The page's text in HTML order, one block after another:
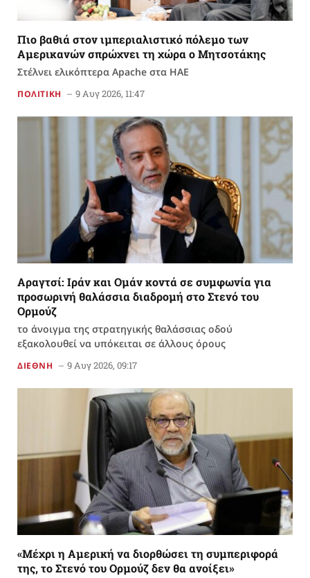
Πιο βαθιά στον ιμπεριαλιστικό πόλεμο των
Αμερικανών σπρώχνει τη χώρα ο Μητσοτάκης
Στέλνει ελικόπτερα Apache στα ΗΑΕ
ΠΟΛΙΤΙΚΗ 9 Αυγ 2026, 11:47
Αραγτσί: Ιράν και Ομάν κοντά σε συμφωνία για
προσωρινή θαλάσσια διαδρομή στο Στενό του
Ορμούζ
το άνοιγμα της στρατηγικής θαλάσσιας οδού
εξακολουθεί να υπόκειται σε άλλους όρους
ΔΙΕΘΝΗ 9 Αυγ 2026, 09:17
«Μέχρι η Αμερική να διορθώσει τη συμπεριφορά
της, το Στενό του Ορμούζ δεν θα ανοίξει»